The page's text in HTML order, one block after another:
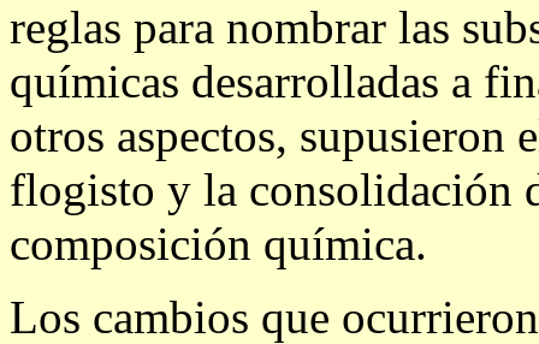
reglas para nombrar las
químicas desarrolladas a
otros aspectos, supusieron
flogisto y la consolidación
composición química.
Los cambios que